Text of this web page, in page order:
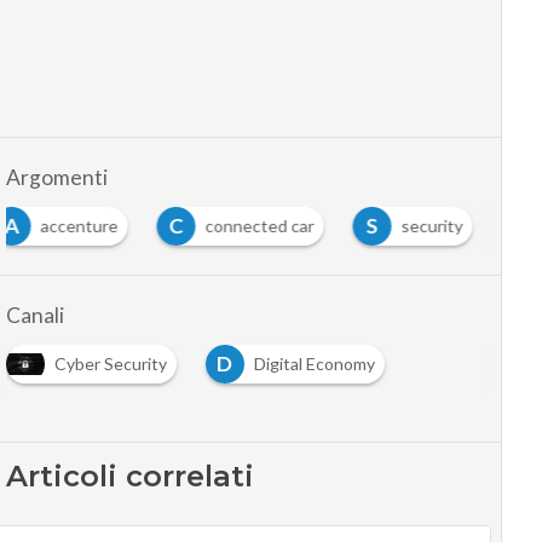
Argomenti
A
accenture C connected car S security
Canali
Cyber Security D Digital Economy
Articoli correlati